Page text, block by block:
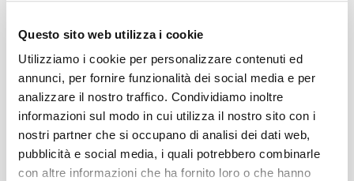
Questo sito web utilizza i cookie
Utilizziamo i cookie per personalizzare contenuti ed
annunci, per fornire funzionalità dei social media e per
analizzare il nostro traffico. Condividiamo inoltre
informazioni sul modo in cui utilizza il nostro sito con i
nostri partner che si occupano di analisi dei dati web,
pubblicità e social media, i quali potrebbero combinarle
con altre informazioni che ha fornito loro o che hanno